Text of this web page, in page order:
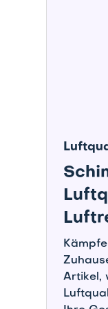
Artikel,